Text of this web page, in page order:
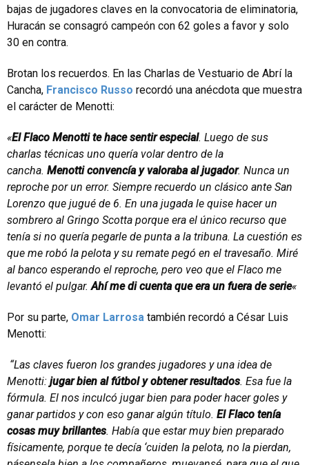
bajas de jugadores claves en la convocatoria de eliminatoria,
Huracán se consagró campeón con 62 goles a favor y solo
30 en contra.
Brotan los recuerdos. En las Charlas de Vestuario de Abrí la
Cancha, Francisco Russo recordó una anécdota que muestra
el carácter de Menotti:
«El Flaco Menotti te hace sentir especial. Luego de sus
charlas técnicas uno quería volar dentro de la
cancha. Menotti convencía y valoraba al jugador. Nunca un
reproche por un error. Siempre recuerdo un clásico ante San
Lorenzo que jugué de 6. En una jugada le quise hacer un
sombrero al Gringo Scotta porque era el único recurso que
tenía si no quería pegarle de punta a la tribuna. La cuestión es
que me robó la pelota y su remate pegó en el travesaño. Miré
al banco esperando el reproche, pero veo que el Flaco me
levantó el pulgar.Ahí me di cuenta que era un fuera de serie«
Por su parte, Omar Larrosa también recordó a César Luis
Menotti:
“Las claves fueron los grandes jugadores y una idea de
Menotti: jugar bien al fútbol y obtener resultados. Esa fue la
fórmula. El nos inculcó jugar bien para poder hacer goles y
ganar partidos y con eso ganar algún título. El Flaco tenía
cosas muy brillantes. Había que estar muy bien preparado
físicamente, porque te decía ‘cuiden la pelota, no la pierdan,